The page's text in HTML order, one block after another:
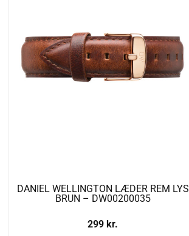
DANIEL WELLINGTON LÆDER REM LYS
BRUN – DW00200035
299 kr.